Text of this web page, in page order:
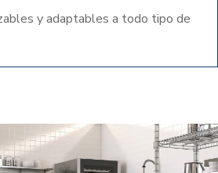
y adaptables a todo tipo de